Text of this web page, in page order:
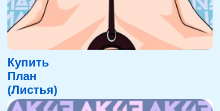
Купить
План
(Листья)